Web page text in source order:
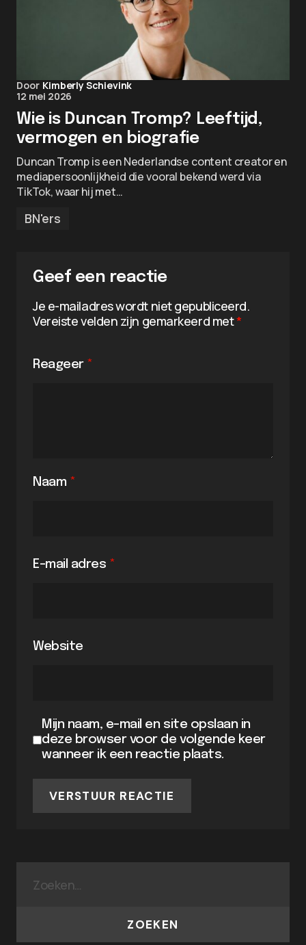
Door Kimberly Schievink
12 mei 2026
Wie is Duncan Tromp? Leeftijd,
vermogen en biografie
Duncan Tromp is een Nederlandse content creator en
mediapersoonlijkheid die vooral bekend werd via
TikTok, waar hij met…
BN'ers
Geef een reactie
Je e-mailadres wordt niet gepubliceerd.
Vereiste velden zijn gemarkeerd met*
Reageer *
Naam *
E-mail adres *
Website
Mijn naam, e-mail en site opslaan in
deze browser voor de volgende keer
wanneer ik een reactie plaats.
VERSTUUR REACTIE
ZOEKEN